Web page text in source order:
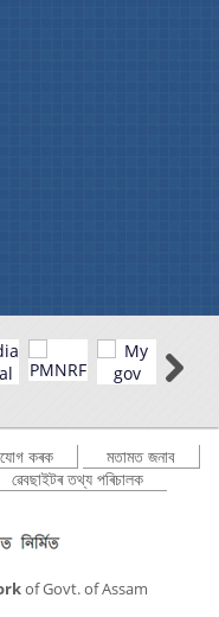
Functions and
here.
কৰক
মতামত জনাব
ৱেবছাইটৰ তথ্য পৰিচালক
of Govt. of Assam